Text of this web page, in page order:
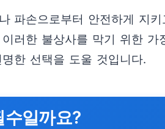
파손으로부터 안전하게 지
러한 불상사를 막기 위한
한 선택을 도울 것입니다.
수일까요?